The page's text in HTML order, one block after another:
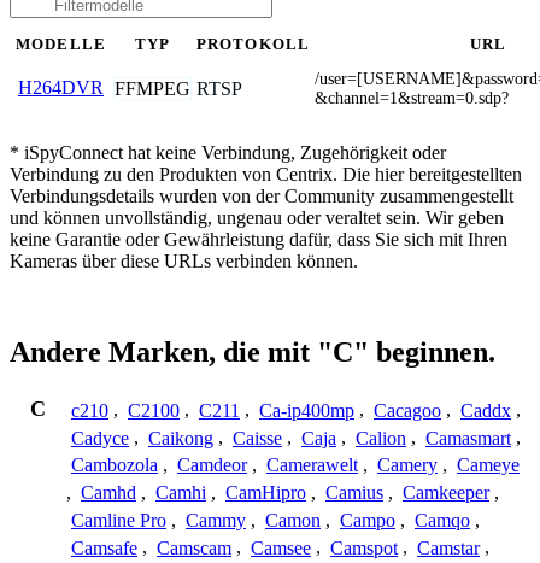
MODELLE TYP PROTOKOLL URL
H264DVR FFMPEG RTSP
/
&channel=1&stream=0.sdp?
* iSpyConnect hat keine Verbindung, Zugehörigkeit oder
Verbindung zu den Produkten von Centrix. Die hier bereitgestellten
Verbindungsdetails wurden von der Community zusammengestellt
und können unvollständig, ungenau oder veraltet sein. Wir geben
keine Garantie oder Gewährleistung dafür, dass Sie sich mit Ihren
Kameras über diese URLs verbinden können.
Andere Marken, die mit "C" beginnen.
C c210 , C2100 , C211 , Ca-ip400mp , Cacagoo , Caddx ,
Cadyce , Caikong , Caisse , Caja , Calion , Camasmart ,
Cambozola , Camdeor , Camerawelt , Camery , Cameye
, Camhd , Camhi , CamHipro , Camius , Camkeeper ,
Camline Pro , Cammy , Camon , Campo , Camqo ,
Camsafe , Camscam , Camsee , Camspot , Camstar ,